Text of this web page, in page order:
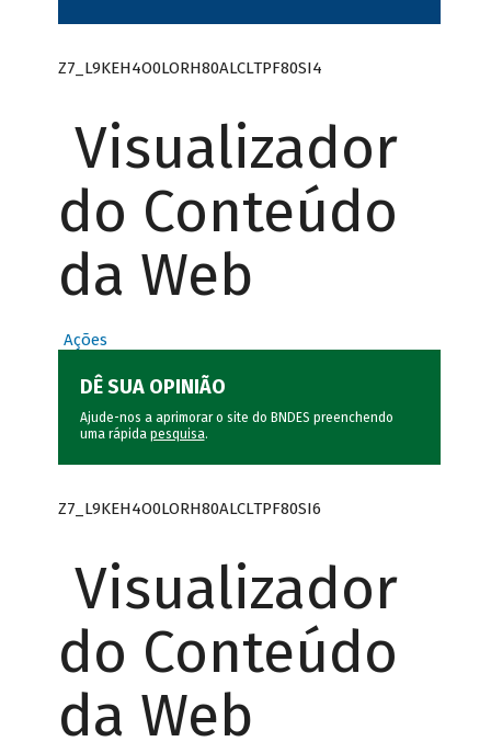
Z7_L9KEH4O0LORH80ALCLTPF80SI4
Visualizador
do Conteúdo
da Web
Ações
DÊ SUA OPINIÃO
Ajude-nos a aprimorar o site do BNDES preenchendo
uma rápida pesquisa.
Z7_L9KEH4O0LORH80ALCLTPF80SI6
Visualizador
do Conteúdo
da Web